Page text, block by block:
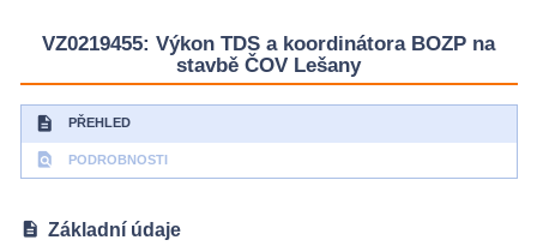
VZ0219455: Výkon TDS a koordinátora BOZP na
stavbě ČOV Lešany
description PŘEHLED
find_in_page PODROBNOSTI
description Základní údaje